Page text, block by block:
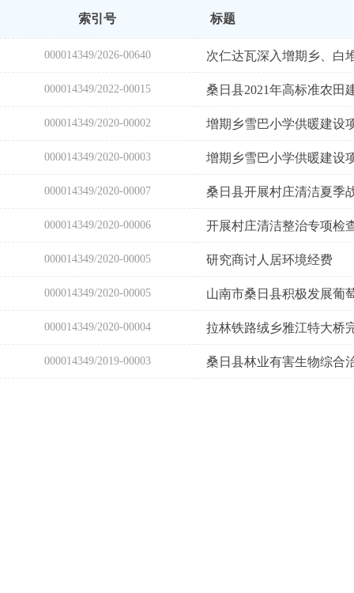
索引号 标题
000014349/2026-00640
000014349/2022-00015
000014349/2020-00002 增期乡雪巴小学供暖建设
000014349/2020-00003 增期乡雪巴小学供暖建设
000014349/2020-00007 桑日县开展村庄清洁夏季
000014349/2020-00006 开展村庄清洁整治专项检
000014349/2020-00005 研究商讨人居环境经费
000014349/2020-00005 山南市桑日县积极发展葡
000014349/2020-00004 拉林铁路绒乡雅江特大桥
000014349/2019-00003